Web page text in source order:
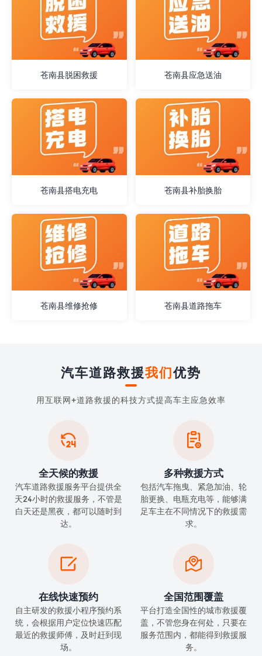
苍南县脱困救援 苍南县应急送油
苍南县搭电充电 苍南县补胎换胎
苍南县维修抢修 苍南县道路拖车
汽车道路救援我们优势
用互联网+道路救援的科技方式提高车主应急效率

全天候的救援
汽车道路救援服务平台提供全
天24小时的救援服务，不管是
白天还是黑夜，都可以随时到
达。

多种救援方式
包括汽车拖曳、紧急加油、轮
胎更换、电瓶充电等，能够满
足车主在不同情况下的救援需
求。

在线快速预约
自主研发的救援小程序预约系
统，会根据用户定位快速匹配
最近的救援师傅，及时赶到现
场。

全国范围覆盖
平台打造全国性的城市救援覆
盖，不管您身在何处，只要在
服务范围内，都能得到救援服
务。